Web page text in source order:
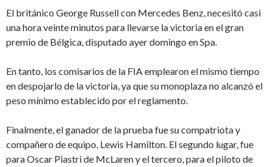
El británico George Russell con Mercedes Benz, necesitó casi
una hora veinte minutos para llevarse la victoria en el gran
premio de Bélgica, disputado ayer domingo en Spa.
En tanto, los comisarios de la FIA emplearon el mismo tiempo
en despojarlo de la victoria, ya que su monoplaza no alcanzó el
peso mínimo establecido por el reglamento.
Finalmente, el ganador de la prueba fue su compatriota y
compañero de equipo, Lewis Hamilton. El segundo lugar, fue
para Oscar Piastri de McLaren y el tercero, para el piloto de